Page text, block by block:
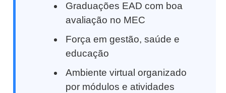
Graduações EAD com boa
avaliação no MEC
Força em gestão, saúde e
educação
Ambiente virtual organizado
por módulos e atividades